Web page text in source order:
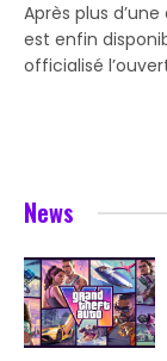
Après plus
est enfin
officialisé
News